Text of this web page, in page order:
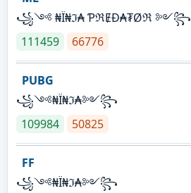
꧁༺ ₦Ї₦ℑ₳ ƤℜɆĐ₳₮Øℜ ༻꧂
111459
66776
PUBG
꧁༺₦Ї₦ℑ₳༻꧂
109984
50825
FF
꧁༺₦Ї₦ℑ₳༻꧂